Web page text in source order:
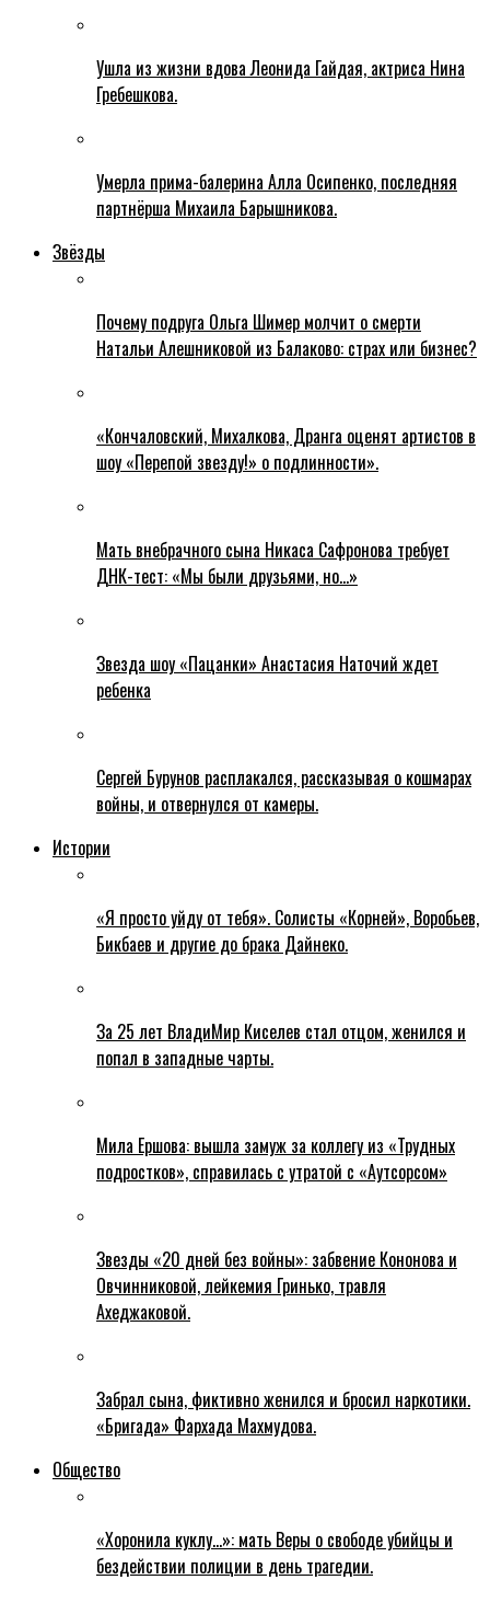
Ушла из жизни вдова Леонида Гайдая, актриса Нина
Гребешкова.
Умерла прима-балерина Алла Осипенко, последняя
партнёрша Михаила Барышникова.
Звёзды
Почему подруга Ольга Шимер молчит о смерти
Натальи Алешниковой из Балаково: страх или бизнес?
«Кончаловский, Михалкова, Дранга оценят артистов в
шоу «Перепой звезду!» о подлинности».
Мать внебрачного сына Никаса Сафронова требует
ДНК-тест: «Мы были друзьями, но…»
Звезда шоу «Пацанки» Анастасия Наточий ждет
ребенка
Сергей Бурунов расплакался, рассказывая о кошмарах
войны, и отвернулся от камеры.
Истории
«Я просто уйду от тебя». Солисты «Корней», Воробьев,
Бикбаев и другие до брака Дайнеко.
За 25 лет ВладиМир Киселев стал отцом, женился и
попал в западные чарты.
Мила Ершова: вышла замуж за коллегу из «Трудных
подростков», справилась с утратой с «Аутсорсом»
Звезды «20 дней без войны»: забвение Кононова и
Овчинниковой, лейкемия Гринько, травля
Ахеджаковой.
Забрал сына, фиктивно женился и бросил наркотики.
«Бригада» Фархада Махмудова.
Общество
«Хоронила куклу…»: мать Веры о свободе убийцы и
бездействии полиции в день трагедии.